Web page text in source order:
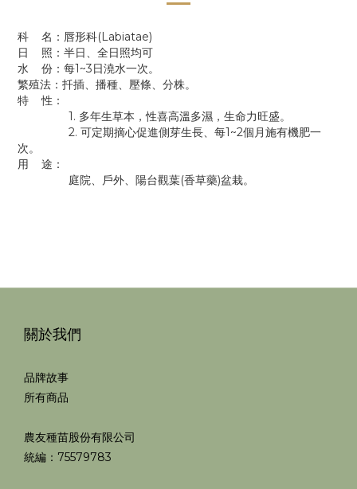
科 名：唇形科(Labiatae)
日 照：半日、全日照均可
水 份：每1~3日澆水一次。
繁殖法：扦插、播種、壓條、分株。
特 性：
1. 多年生草本，性喜高溫多濕，生命力旺盛。
2. 可定期摘心促進側芽生長、每1~2個月施有機肥一
次。
用 途：
庭院、戶外、陽台觀葉(香草藥)盆栽。
關於我們
品牌故事
所有商品
農友種苗股份有限公司
統編：75579783